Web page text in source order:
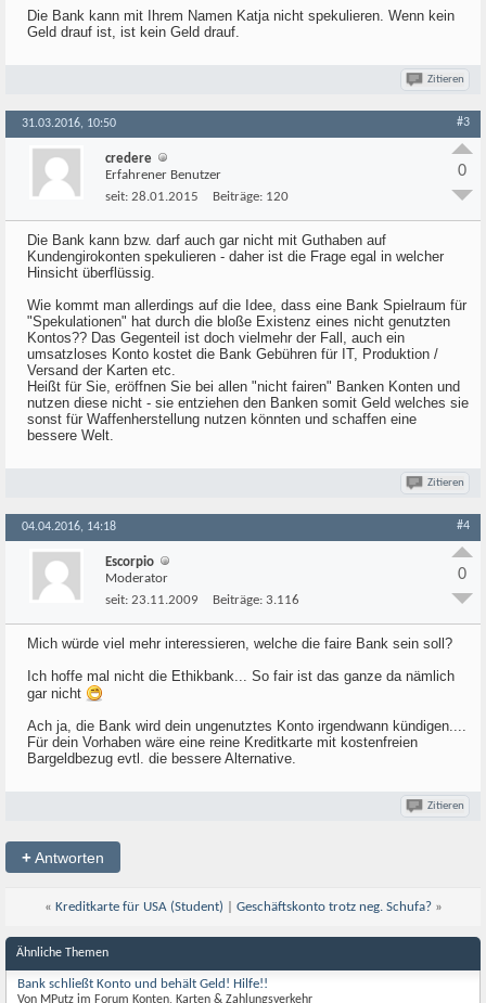
Die Bank kann mit Ihrem Namen Katja nicht spekulieren. Wenn kein
Geld drauf ist, ist kein Geld drauf.
Zitieren
31.03.2016, 10:50 #3
credere
Erfahrener Benutzer
seit: 28.01.2015 Beiträge: 120
0
Die Bank kann bzw. darf auch gar nicht mit Guthaben auf
Kundengirokonten spekulieren - daher ist die Frage egal in welcher
Hinsicht überflüssig.
Wie kommt man allerdings auf die Idee, dass eine Bank Spielraum für
"Spekulationen" hat durch die bloße Existenz eines nicht genutzten
Kontos?? Das Gegenteil ist doch vielmehr der Fall, auch ein
umsatzloses Konto kostet die Bank Gebühren für IT, Produktion /
Versand der Karten etc.
Heißt für Sie, eröffnen Sie bei allen "nicht fairen" Banken Konten und
nutzen diese nicht - sie entziehen den Banken somit Geld welches sie
sonst für Waffenherstellung nutzen könnten und schaffen eine
bessere Welt.
Zitieren
04.04.2016, 14:18 #4
Escorpio
Moderator
seit: 23.11.2009 Beiträge: 3.116
0
Mich würde viel mehr interessieren, welche die faire Bank sein soll?
Ich hoffe mal nicht die Ethikbank... So fair ist das ganze da nämlich
gar nicht
Ach ja, die Bank wird dein ungenutztes Konto irgendwann kündigen....
Für dein Vorhaben wäre eine reine Kreditkarte mit kostenfreien
Bargeldbezug evtl. die bessere Alternative.
Zitieren
+Antworten
« Kreditkarte für USA (Student) Geschäftskonto trotz neg. Schufa? »
Ähnliche Themen
Bank schließt Konto und behält Geld! Hilfe!!
Von MPutz im Forum Konten, Karten & Zahlungsverkehr